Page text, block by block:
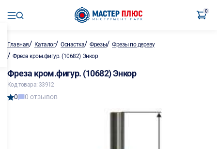
0
Главная/ Каталог/Оснастка/Фрезы/Фрезы по дереву
/ Фреза кром.фигур. (10682) Энкор
Фреза кром.фигур. (10682) Энкор
Код товара: 33912
0 0 отзывов